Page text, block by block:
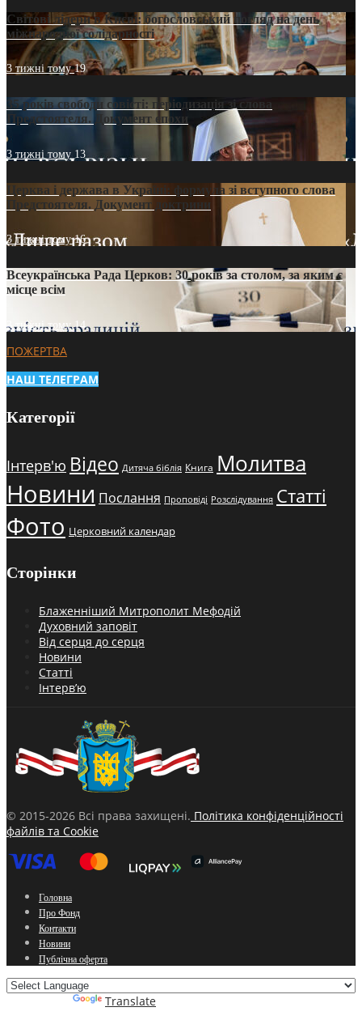
Світові лідери в Києві: богословський погляд на день
міжнародної солідарності
3 тижні тому19
35 років свободи совісті: періодизація зі слова
Предстоятеля. Документ епохи
3 тижні тому 13
Церква і держава в Україні: формула зі вступного слова
Предстоятеля. Документ доктрини
3 тижні тому16
Всеукраїнська Рада Церков: 30 років за столом, за яким є
місце всім
3 тижні тому14
ПОЖЕРТВА
НАШ ТЕЛЕГРАМ
Категорії
Інтерв'ю Відео Дитяча біблія Книга Молитва
Новини Послання Проповіді Розслідування Статті
Фото Церковний календар
Сторінки
Блаженніший Митрополит Мефодій
Духовний заповіт
Від серця до серця
Новини
Статті
Інтерв’ю
© 2015-2026 Всі права захищені. Політика конфіденційності
файлів та Cookie
Головна
Про Фонд
Контакти
Новини
Публічна оферта
Translate